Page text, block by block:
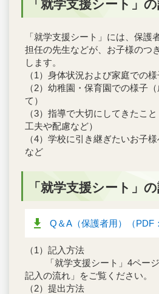
「就学支援シート」
「就学支援シート」には、保護
担任の先生などが、お子様のつ
します。
（1）身体状況および家庭での
（2）幼稚園・保育園での様子
て）
（3）指導で大切にしてきたこ
工夫や配慮など）
（4）学校に引き継ぎたいお子
など
「就学支援シート」
Q＆A（保護者用）（PDF
（1）記入方法
「就学支援シート」4ページ
記入の流れ」をご覧ください。
（2）提出方法